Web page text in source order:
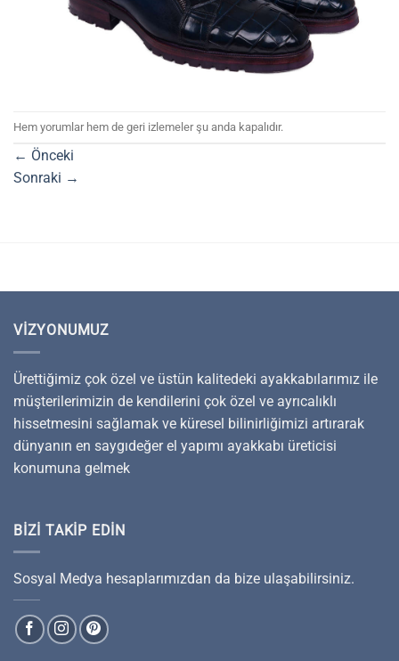
Hem yorumlar hem de geri izlemeler şu anda kapalıdır.
← Önceki
Sonraki →
VIZYONUMUZ
Ürettiğimiz çok özel ve üstün kalitedeki ayakkabılarımız ile
müşterilerimizin de kendilerini çok özel ve ayrıcalıklı
hissetmesini sağlamak ve küresel bilinirliğimizi artırarak
dünyanın en saygıdeğer el yapımı ayakkabı üreticisi
konumuna gelmek
BIZI TAKIP EDIN
Sosyal Medya hesaplarımızdan da bize ulaşabilirsiniz.